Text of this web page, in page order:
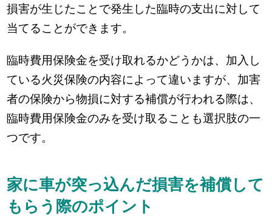
損害が生じたことで発生した臨時の支出に対して
当てることができます。
臨時費用保険金を受け取れるかどうかは、加入し
ている火災保険の内容によって違いますが、加害
者の保険から物損に対する補償が行われる際は、
臨時費用保険金のみを受け取ることも選択肢の一
つです。
家に車が突っ込んだ損害を補償して
もらう際のポイント